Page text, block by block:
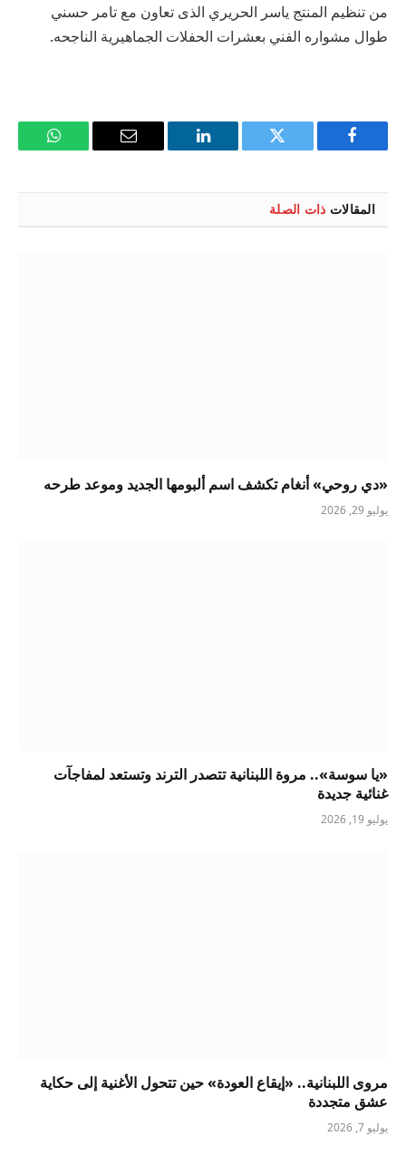
من تنظيم المنتج ياسر الحريري الذى تعاون مع تامر حسني
طوال مشواره الفني بعشرات الحفلات الجماهيرية الناجحه.
فيسبوك تويتر لينكدإن
البريد
واتساب
المقالات ذات الصلة
«دي روحي» أنغام تكشف اسم ألبومها الجديد وموعد طرحه
يوليو 29, 2026
«يا سوسة».. مروة اللبنانية تتصدر الترند وتستعد لمفاجآت
غنائية جديدة
يوليو 19, 2026
مروى اللبنانية.. «إيقاع العودة» حين تتحول الأغنية إلى حكاية
عشق متجددة
يوليو 7, 2026